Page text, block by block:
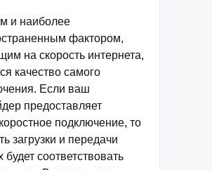
и наиболее
фактором,
на скорость интернета,
качество самого
Если ваш
предоставляет
подключение, то
загрузки и передачи
будет соответствовать